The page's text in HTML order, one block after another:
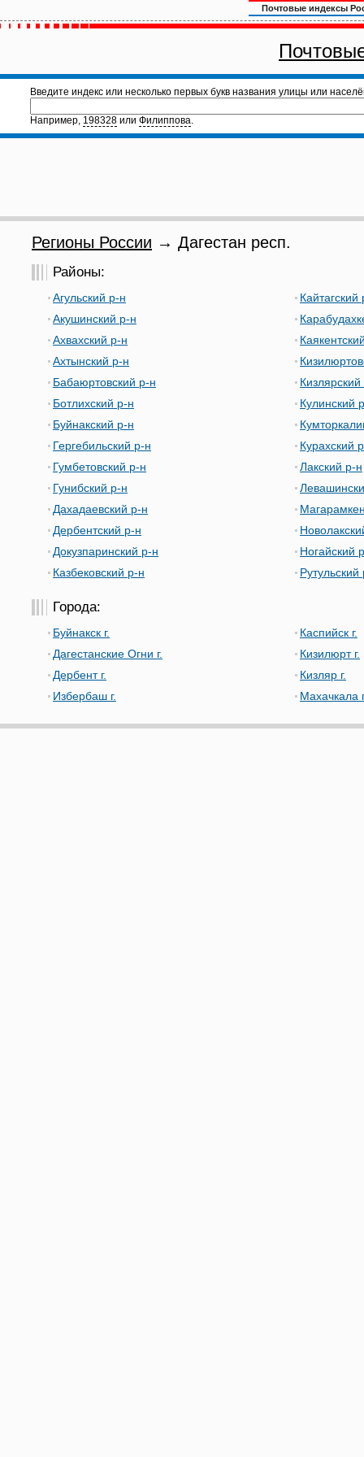
Почтовые индексы
Введите индекс или несколько первых букв названия улицы или
Например, 198328 или Филиппова.
Регионы России → Дагестан респ.
Районы:
Агульский р-н
Акушинский р-н
Ахвахский р-н
Ахтынский р-н
Бабаюртовский р-н
Ботлихский р-н
Буйнакский р-н
Гергебильский р-н
Гумбетовский р-н
Гунибский р-н
Дахадаевский р-н
Дербентский р-н
Докузпаринский р-н
Казбековский р-н
Кайтагский
Кулинский
Курахский
Лакский р-н
Ногайский
Рутульский
Города:
Буйнакск г.
Дагестанские Огни г.
Дербент г.
Избербаш г.
Каспийск г.
Кизилюрт г.
Кизляр г.
Махачкала